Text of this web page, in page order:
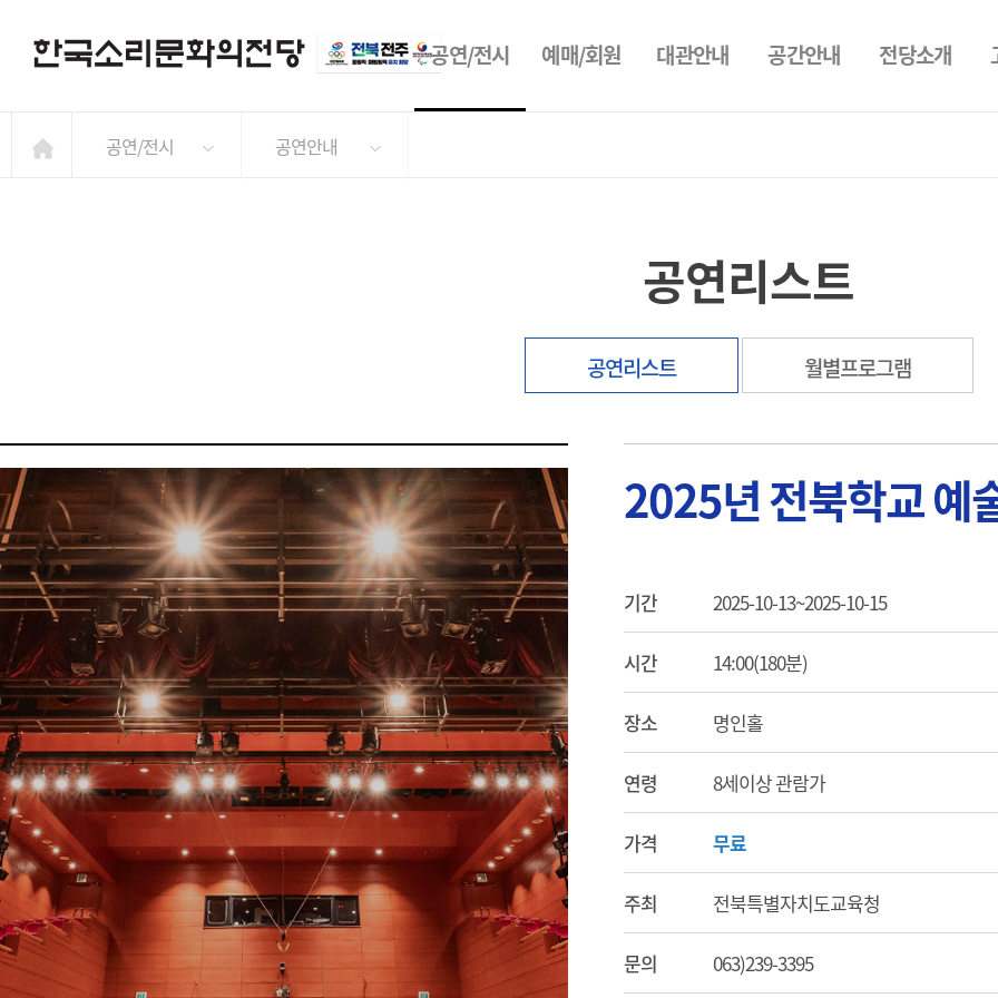
공연/전시 예매/회원 대관안내 공간안내 전당소개
공연/전시 공연안내
공연리스트
공연리스트 월별프로그램
2025년 전북학교 예
기간 2025-10-13~2025-10-15
시간 14:00(180분)
장소 명인홀
연령 8세이상 관람가
가격 무료
주최 전북특별자치도교육청
문의 063)239-3395